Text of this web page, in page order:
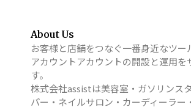
About Us
お客様と店舗をつなぐ一番身近なツー
アカウントアカウントの開設と運用を
す。
株式会社assistは美容室・ガソリンス
パー・ネイルサロン・カーディーラー